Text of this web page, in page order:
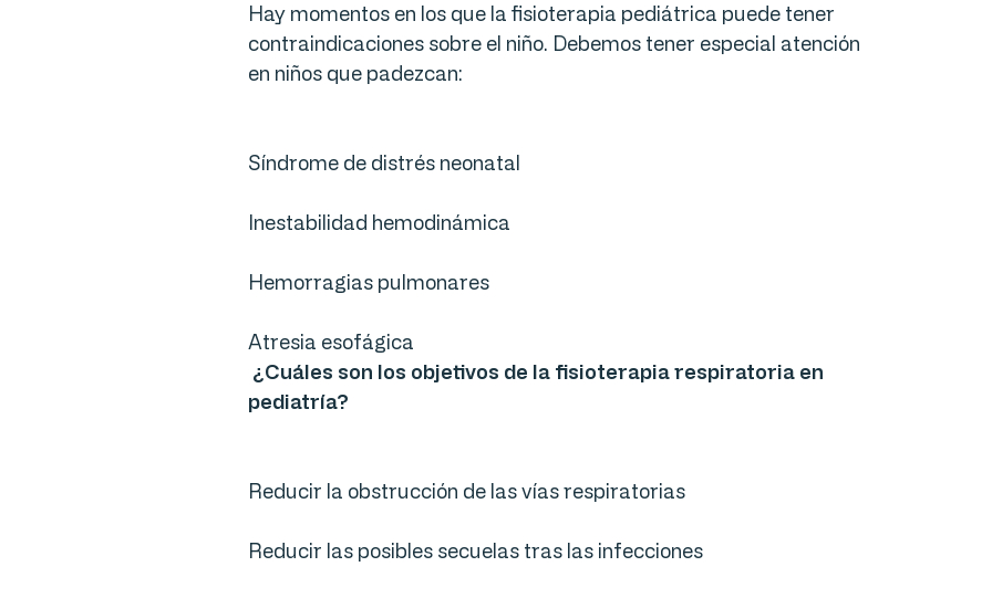
Hay momentos en los que la fisioterapia pediátrica puede tener
contraindicaciones sobre el niño. Debemos tener especial atención
en niños que padezcan:
Síndrome de distrés neonatal
Inestabilidad hemodinámica
Hemorragias pulmonares
Atresia esofágica
¿Cuáles son los objetivos de la fisioterapia respiratoria en
pediatría?
Reducir la obstrucción de las vías respiratorias
Reducir las posibles secuelas tras las infecciones